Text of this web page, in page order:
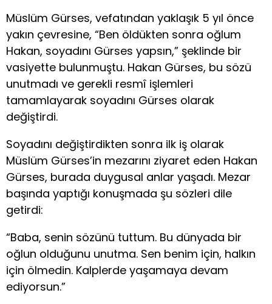
Müslüm Gürses, vefatından yaklaşık 5 yıl önce
yakın çevresine, “Ben öldükten sonra oğlum
Hakan, soyadını Gürses yapsın,” şeklinde bir
vasiyette bulunmuştu. Hakan Gürses, bu sözü
unutmadı ve gerekli resmî işlemleri
tamamlayarak soyadını Gürses olarak
değiştirdi.
Soyadını değiştirdikten sonra ilk iş olarak
Müslüm Gürses’in mezarını ziyaret eden Hakan
Gürses, burada duygusal anlar yaşadı. Mezar
başında yaptığı konuşmada şu sözleri dile
getirdi:
“Baba, senin sözünü tuttum. Bu dünyada bir
oğlun olduğunu unutma. Sen benim için, halkın
için ölmedin. Kalplerde yaşamaya devam
ediyorsun.”